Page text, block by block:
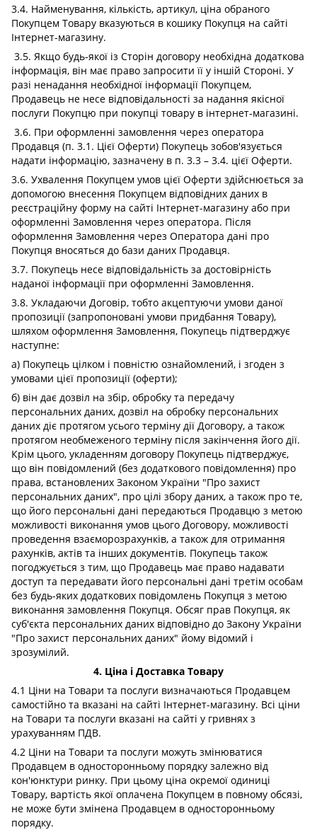
3.4. Найменування, кількість, артикул, ціна обраного
Покупцем Товару вказуються в кошику Покупця на сайті
Інтернет-магазину.
3.5. Якщо будь-якої із Сторін договору необхідна додаткова
інформація, він має право запросити її у іншій Стороні. У
разі ненадання необхідної інформації Покупцем,
Продавець не несе відповідальності за надання якісної
послуги Покупцю при покупці товару в інтернет-магазині.
3.6. При оформленні замовлення через оператора
Продавця (п. 3.1. Цієї Оферти) Покупець зобов'язується
надати інформацію, зазначену в п. 3.3 – 3.4. цієї Оферти.
3.6. Ухвалення Покупцем умов цієї Оферти здійснюється за
допомогою внесення Покупцем відповідних даних в
реєстраційну форму на сайті Інтернет-магазину або при
оформленні Замовлення через оператора. Після
оформлення Замовлення через Оператора дані про
Покупця вносяться до бази даних Продавця.
3.7. Покупець несе відповідальність за достовірність
наданої інформації при оформленні Замовлення.
3.8. Укладаючи Договір, тобто акцептуючи умови даної
пропозиції (запропоновані умови придбання Товару),
шляхом оформлення Замовлення, Покупець підтверджує
наступне:
а) Покупець цілком і повністю ознайомлений, і згоден з
умовами цієї пропозиції (оферти);
б) він дає дозвіл на збір, обробку та передачу
персональних даних, дозвіл на обробку персональних
даних діє протягом усього терміну дії Договору, а також
протягом необмеженого терміну після закінчення його дії.
Крім цього, укладенням договору Покупець підтверджує,
що він повідомлений (без додаткового повідомлення) про
права, встановлених Законом України "Про захист
персональних даних", про цілі збору даних, а також про те,
що його персональні дані передаються Продавцю з метою
можливості виконання умов цього Договору, можливості
проведення взаєморозрахунків, а також для отримання
рахунків, актів та інших документів. Покупець також
погоджується з тим, що Продавець має право надавати
доступ та передавати його персональні дані третім особам
без будь-яких додаткових повідомлень Покупця з метою
виконання замовлення Покупця. Обсяг прав Покупця, як
суб'єкта персональних даних відповідно до Закону України
"Про захист персональних даних" йому відомий і
зрозумілий.
4. Ціна і Доставка Товару
4.1 Ціни на Товари та послуги визначаються Продавцем
самостійно та вказані на сайті Інтернет-магазину. Всі ціни
на Товари та послуги вказані на сайті у гривнях з
урахуванням ПДВ.
4.2 Ціни на Товари та послуги можуть змінюватися
Продавцем в односторонньому порядку залежно від
кон'юнктури ринку. При цьому ціна окремої одиниці
Товару, вартість якої оплачена Покупцем в повному обсязі,
не може бути змінена Продавцем в односторонньому
порядку.